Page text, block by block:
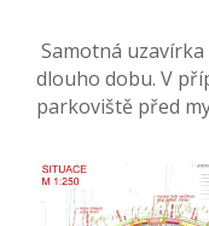
Samotná
dlouho dobu. V
parkoviště před